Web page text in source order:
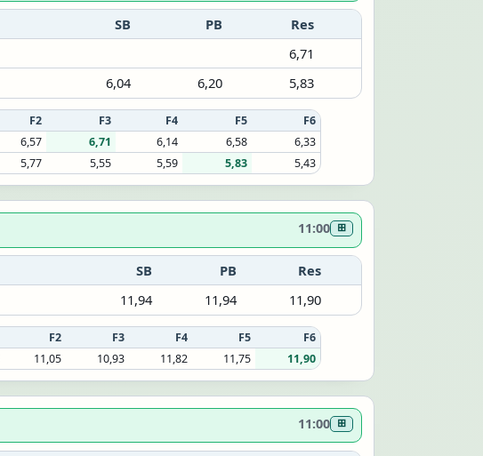
SB PB
Res
6,71
6,04 6,20 5,83
F2 F3 F4 F5
F6
6,57 6,71 6,14 6,58
6,33
5,77 5,55 5,59 5,83 5,43
11:00 ⊞
SB PB
Res
11,94 11,94 11,90
F2 F3 F4 F5
F6
11,05 10,93 11,82 11,75 11,90
11:00 ⊞